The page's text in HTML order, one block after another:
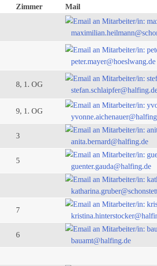
Zimmer
Mail
peter.mayer@hoeslwang.de
8, 1. OG
9, 1. OG
3
anita.bernard@halfing.de
5
guenter.gauda@halfing.de
7
6
bauamt@halfing.de